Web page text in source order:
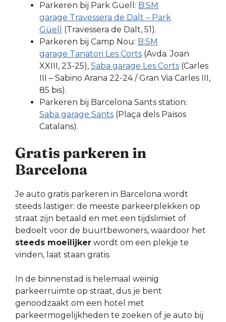
Parkeren bij Park Güell: B:SM
garage Travessera de Dalt – Park
Güell
(Travessera de Dalt, 51).
Parkeren bij Camp Nou: B:SM
garage Tanatori Les Corts (Avda. Joan
XXIII, 23-25), Saba garage Les Corts (Carles
III – Sabino Arana 22-24 / Gran Via Carles III,
85 bis).
Parkeren bij Barcelona Sants station:
Saba garage Sants (Plaça dels Països
Catalans).
Gratis parkeren in
Barcelona
Je auto gratis parkeren in Barcelona wordt
steeds lastiger: de meeste parkeerplekken op
straat zijn betaald en met een tijdslimiet of
bedoelt voor de buurtbewoners, waardoor het
steeds moeilijker wordt om een plekje te
vinden, laat staan gratis.
In de binnenstad is helemaal weinig
parkeerruimte op straat, dus je bent
genoodzaakt om een hotel met
parkeermogelijkheden te zoeken of je auto bij